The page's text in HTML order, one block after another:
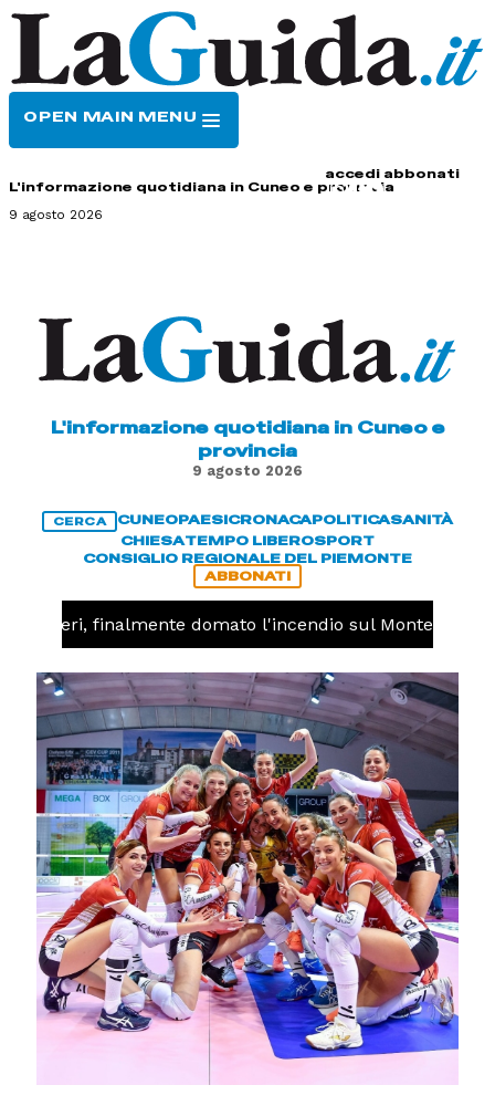
OPEN MAIN MENU
accedi abbonati
L'informazione quotidiana in Cuneo e provincia
9 agosto 2026
L'informazione quotidiana in Cuneo e
provincia
9 agosto 2026
CERCA CUNEOPAESICRONACAPOLITICASANITÀ
CHIESATEMPO LIBEROSPORT
CONSIGLIO REGIONALE DEL PIEMONTE
ABBONATI
Valdieri, finalmente domato l'incendio sul Monte Piastra